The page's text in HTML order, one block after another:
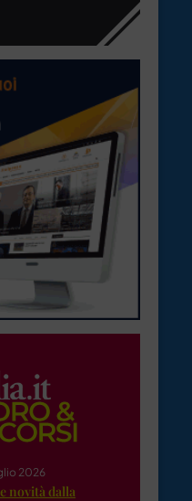
2026
novità dalla